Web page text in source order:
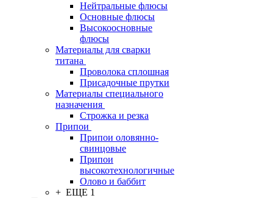
Нейтральные флюсы
Основные флюсы
Высокоосновные
флюсы
Материалы для сварки
титана
Проволока сплошная
Присадочные прутки
Материалы специального
назначения
Строжка и резка
Припои
Припои оловянно-
свинцовые
Припои
высокотехнологичные
Олово и баббит
+ ЕЩЕ 1